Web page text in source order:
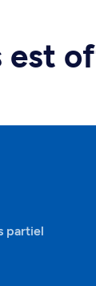
est
partiel